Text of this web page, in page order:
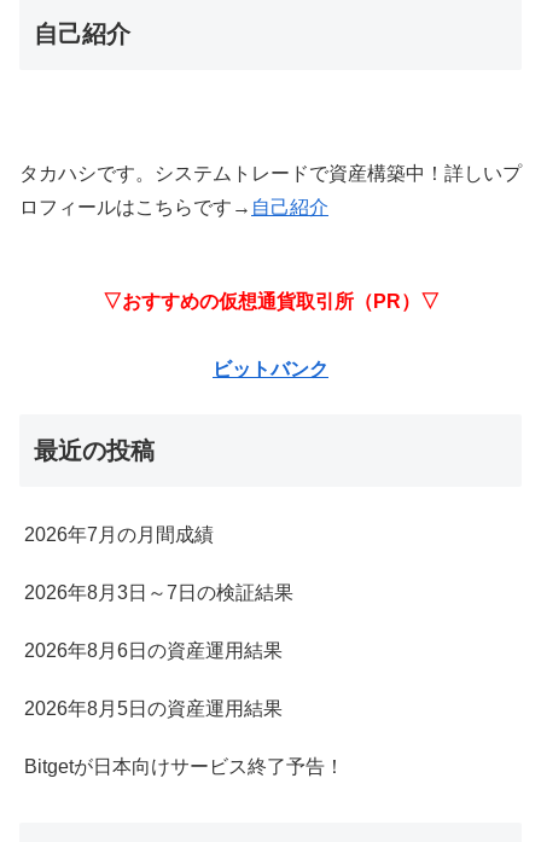
自己紹介
タカハシです。システムトレードで資産構築中！詳しいプ
ロフィールはこちらです→ 自己紹介
▽おすすめの仮想通貨取引所（PR）▽
ビットバンク
最近の投稿
2026年7月の月間成績
2026年8月3日～7日の検証結果
2026年8月6日の資産運用結果
2026年8月5日の資産運用結果
Bitgetが日本向けサービス終了予告！